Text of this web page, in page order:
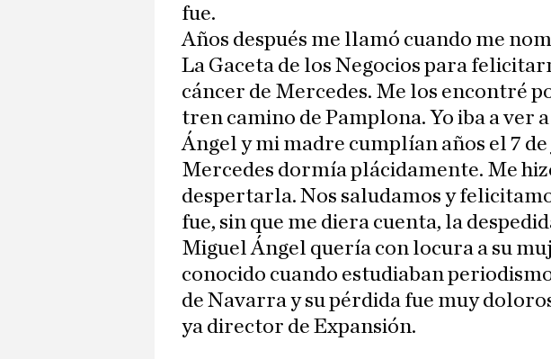
fue.
Años después me llamó cuando me
La Gaceta de los Negocios para
cáncer de Mercedes. Me los encontré
tren camino de Pamplona. Yo iba a ver
Ángel y mi madre cumplían años el 7
Mercedes dormía plácidamente. Me
despertarla. Nos saludamos y
fue, sin que me diera cuenta, la
Miguel Ángel quería con locura a su
conocido cuando estudiaban
de Navarra y su pérdida fue muy
ya director de Expansión.